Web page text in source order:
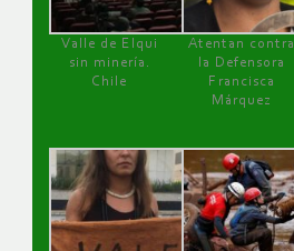
Valle de Elqui
sin minería.
Chile
Atentan contra
la Defensora
Francisca
Márquez